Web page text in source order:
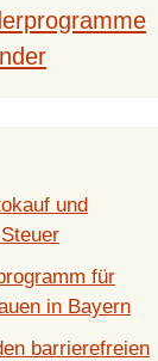
und
für
in Bayern
barrierefreien